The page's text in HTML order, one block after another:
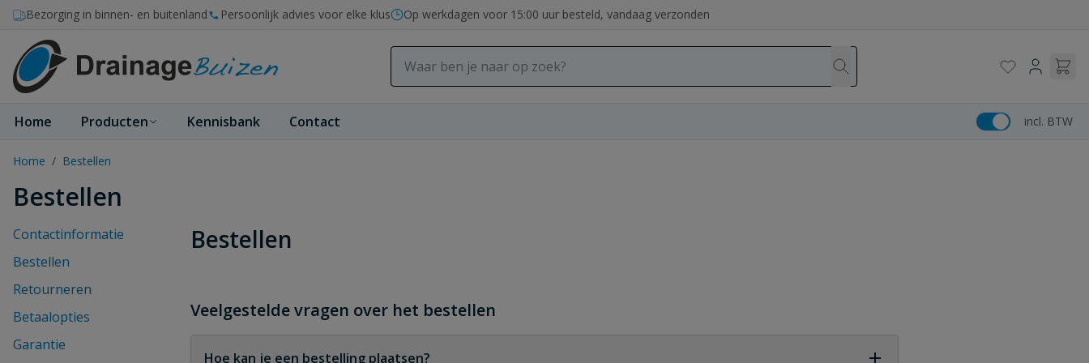
Ga naar de inhoud
Bezorging in binnen- en buitenland Persoonlijk advies voor elke klus Op werkdagen voor 15:00 uur besteld, vandaag verzonden
Home Producten Kennisbank Contact incl. BTW
Home / Bestellen
Bestellen
Contactinformatie
Bestellen
Retourneren
Betaalopties
Garantie
Bestellen
Veelgestelde vragen over het bestellen
Hoe kan je een bestelling plaatsen?